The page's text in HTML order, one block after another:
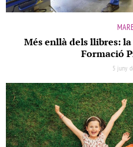
Més enllà dels llibres:
Formació
5 juny